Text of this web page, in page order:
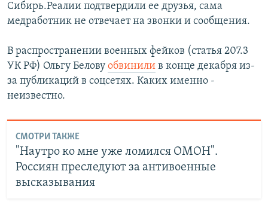
Сибирь.Реалии подтвердили ее друзья, сама
медработник не отвечает на звонки и сообщения.
В распространении военных фейков (статья 207.3
УК РФ) Ольгу Белову обвинили в конце декабря из-
за публикаций в соцсетях. Каких именно -
неизвестно.
СМОТРИ ТАКЖЕ
"Наутро ко мне уже ломился ОМОН".
Россиян преследуют за антивоенные
высказывания